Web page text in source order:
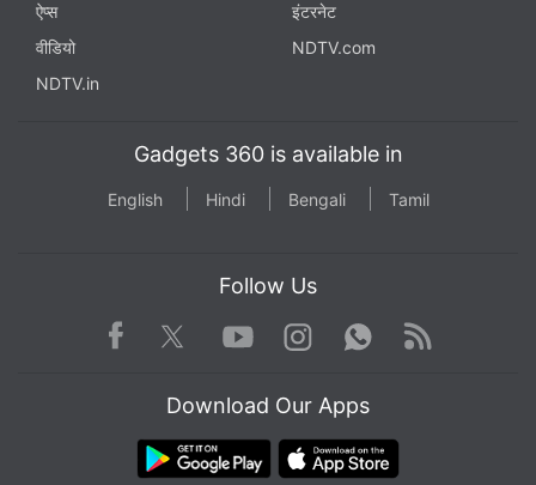
ऐप्स
इंटरनेट
वीडियो
NDTV.com
NDTV.in
Gadgets 360 is available in
English Hindi Bengali Tamil
Follow Us
Facebook TwitterYoutube
Instagram WhatsApp
Rss
Download Our Apps